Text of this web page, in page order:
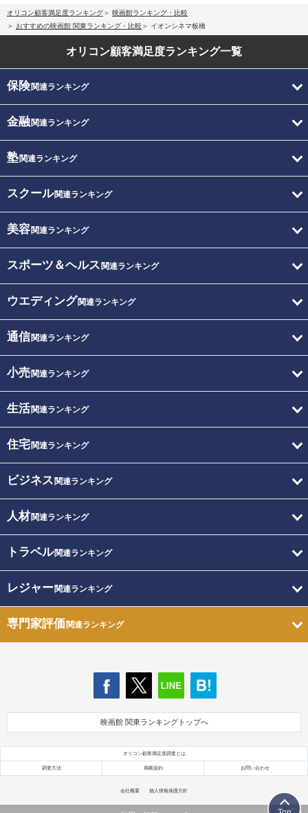
オリコン顧客満足度ランキング
映画館ランキング・比較
おすすめの映画館 関東ランキング・比較
イオンシネマ板橋
オリコン顧客満足度ランキング一覧
保険関連ランキング
金融関連ランキング
塾関連ランキング
スクール関連ランキング
美容関連ランキング
スポーツ＆ヘルス 関連ランキング
ウエディング関連ランキング
通信関連ランキング
小売関連ランキング
生活関連ランキング
住宅関連ランキング
ビジネス 関連ランキング
人材関連ランキング
トラベル関連ランキング
レジャー関連ランキング
専門家評価関連ランキング
映画館 関東ランキングトップへ
オリコン顧客満足度調査とは
調査方法 掲載規約 お問い合わせ
会社概要 個人情報保護方針